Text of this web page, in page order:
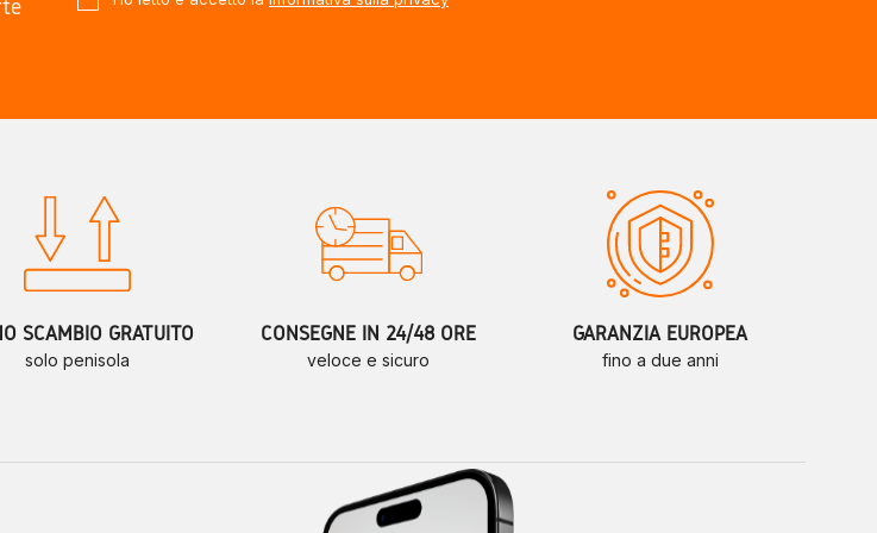
SCAMBIO GRATUITO
solo penisola
CONSEGNE IN 24/48 ORE
veloce e sicuro
GARANZIA EUROPEA
fino a due anni